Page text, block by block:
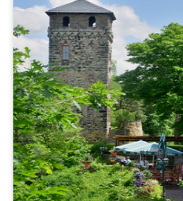
RESTAURANT